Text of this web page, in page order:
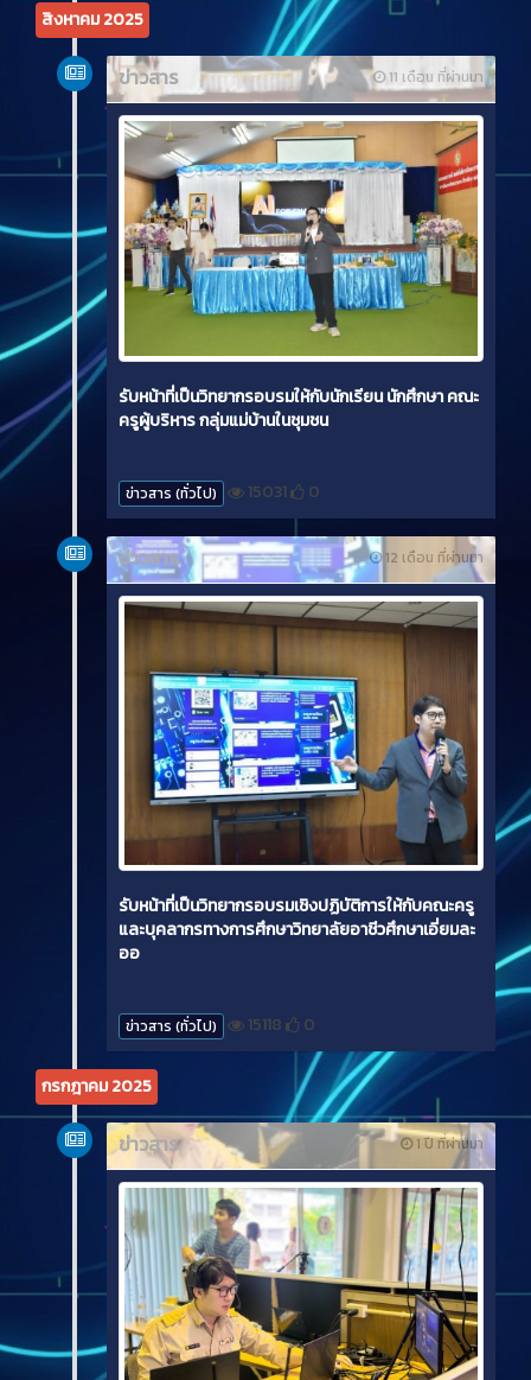
สิงหาคม 2025
11 เดือน ที่ผ่านมา
ข่าวสาร
รับหน้าที่เป็นวิทยากรอบรมให้กับนักเรียน นักศึกษา คณะ
ครูผู้บริหาร กลุ่มแม่บ้านในชุมชน
ข่าวสาร (ทั่วไป) 15031 0
12 เดือน ที่ผ่านมา
ข่าวสาร
รับหน้าที่เป็นวิทยากรอบรมเชิงปฏิบัติการให้กับคณะครู
และบุคลากรทางการศึกษาวิทยาลัยอาชีวศึกษาเอี่ยมละ
ออ
ข่าวสาร (ทั่วไป) 15118 0
กรกฎาคม 2025
1 ปี ที่ผ่านมา
ข่าวสาร